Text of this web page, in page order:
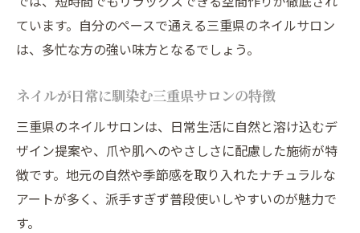
ています。自分のペースで通える三重県のネイルサロン
は、多忙な方の強い味方となるでしょう。
ネイルが日常に馴染む三重県サロンの特徴
三重県のネイルサロンは、日常生活に自然と溶け込むデ
ザイン提案や、爪や肌へのやさしさに配慮した施術が特
徴です。地元の自然や季節感を取り入れたナチュラルな
アートが多く、派手すぎず普段使いしやすいのが魅力で
す。